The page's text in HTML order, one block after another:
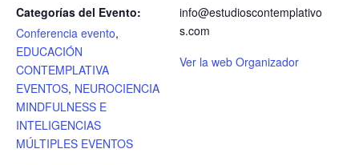
Categorías del Evento:
Conferencia evento,
EDUCACIÓN
CONTEMPLATIVA
EVENTOS, NEUROCIENCIA
MINDFULNESS E
INTELIGENCIAS
MÚLTIPLES EVENTOS
info@estudioscontemplativo
s.com
Ver la web Organizador